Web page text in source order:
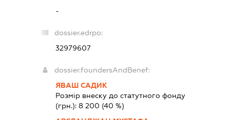
-
dossier.edrpo:
32979607
dossier.foundersAndBenef:
ЯВАШ САДИК
Розмір внеску до статутного фонду
(грн.): 8 200 (40 %)